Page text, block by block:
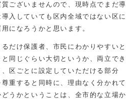
ございませんので、現時点でまだ導
入していても区内全域ではない区に
になろうかと思います。
け保護者、市民にわかりやすいと
同じぐらい大切というか、両立でき
区ごとに設定していただける部分
重すると同時に、理由なく分かれて
うかということは、全市的な立場か